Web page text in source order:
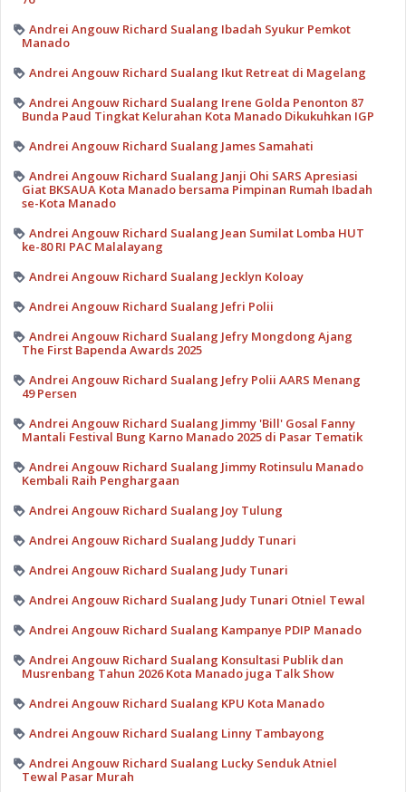
Andrei Angouw Richard Sualang Ibadah Syukur Pemkot
Manado
Andrei Angouw Richard Sualang Ikut Retreat di Magelang
Andrei Angouw Richard Sualang Irene Golda Penonton 87
Bunda Paud Tingkat Kelurahan Kota Manado Dikukuhkan IGP
Andrei Angouw Richard Sualang James Samahati
Andrei Angouw Richard Sualang Janji Ohi SARS Apresiasi
Giat BKSAUA Kota Manado bersama Pimpinan Rumah Ibadah
se-Kota Manado
Andrei Angouw Richard Sualang Jean Sumilat Lomba HUT
ke-80 RI PAC Malalayang
Andrei Angouw Richard Sualang Jecklyn Koloay
Andrei Angouw Richard Sualang Jefri Polii
Andrei Angouw Richard Sualang Jefry Mongdong Ajang
The First Bapenda Awards 2025
Andrei Angouw Richard Sualang Jefry Polii AARS Menang
49 Persen
Andrei Angouw Richard Sualang Jimmy 'Bill' Gosal Fanny
Mantali Festival Bung Karno Manado 2025 di Pasar Tematik
Andrei Angouw Richard Sualang Jimmy Rotinsulu Manado
Kembali Raih Penghargaan
Andrei Angouw Richard Sualang Joy Tulung
Andrei Angouw Richard Sualang Juddy Tunari
Andrei Angouw Richard Sualang Judy Tunari
Andrei Angouw Richard Sualang Judy Tunari Otniel Tewal
Andrei Angouw Richard Sualang Kampanye PDIP Manado
Andrei Angouw Richard Sualang Konsultasi Publik dan
Musrenbang Tahun 2026 Kota Manado juga Talk Show
Andrei Angouw Richard Sualang KPU Kota Manado
Andrei Angouw Richard Sualang Linny Tambayong
Andrei Angouw Richard Sualang Lucky Senduk Atniel
Tewal Pasar Murah